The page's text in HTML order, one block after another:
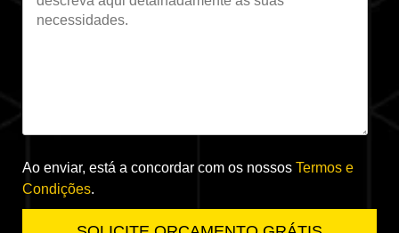
Ao enviar, está a concordar com os nossos Termos e
Condições.